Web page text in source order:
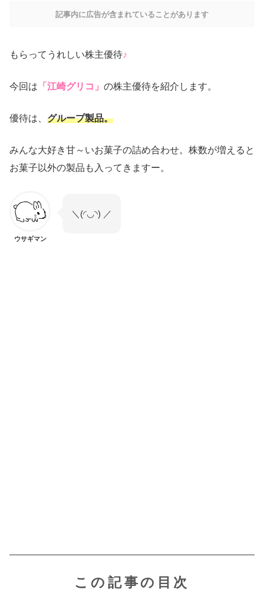
記事内に広告が含まれていることがあります
もらってうれしい株主優待♪
今回は 「江崎グリコ」 の株主優待を紹介します。
優待は、 グループ製品。
みんな大好き甘～いお菓子の詰め合わせ。株数が増えると
お菓子以外の製品も入ってきますー。
ウサギマン
＼(◜◡◝) ／
この記事の目次